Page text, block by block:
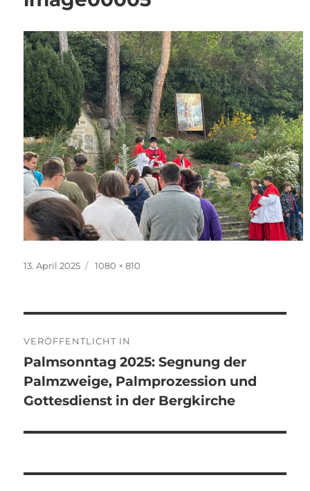
Veröffentlicht
13. April 2025 Originalgröße
1080 × 810
VERÖFFENTLICHT IN
Palmsonntag 2025: Segnung der
Palmzweige, Palmprozession und
Gottesdienst in der Bergkirche